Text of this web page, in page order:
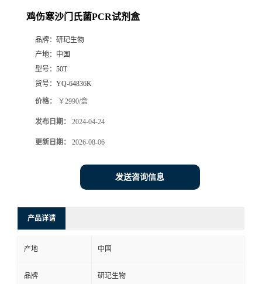
鸡伤寒沙门氏菌PCR试剂盒
品牌： 研玘生物
产地： 中国
型号： 50T
货号： YQ-64836K
价格： ￥2990/盒
发布日期： 2024-04-24
更新日期： 2026-08-06
发送咨询信息
产品详请
产地 中国
品牌 研玘生物